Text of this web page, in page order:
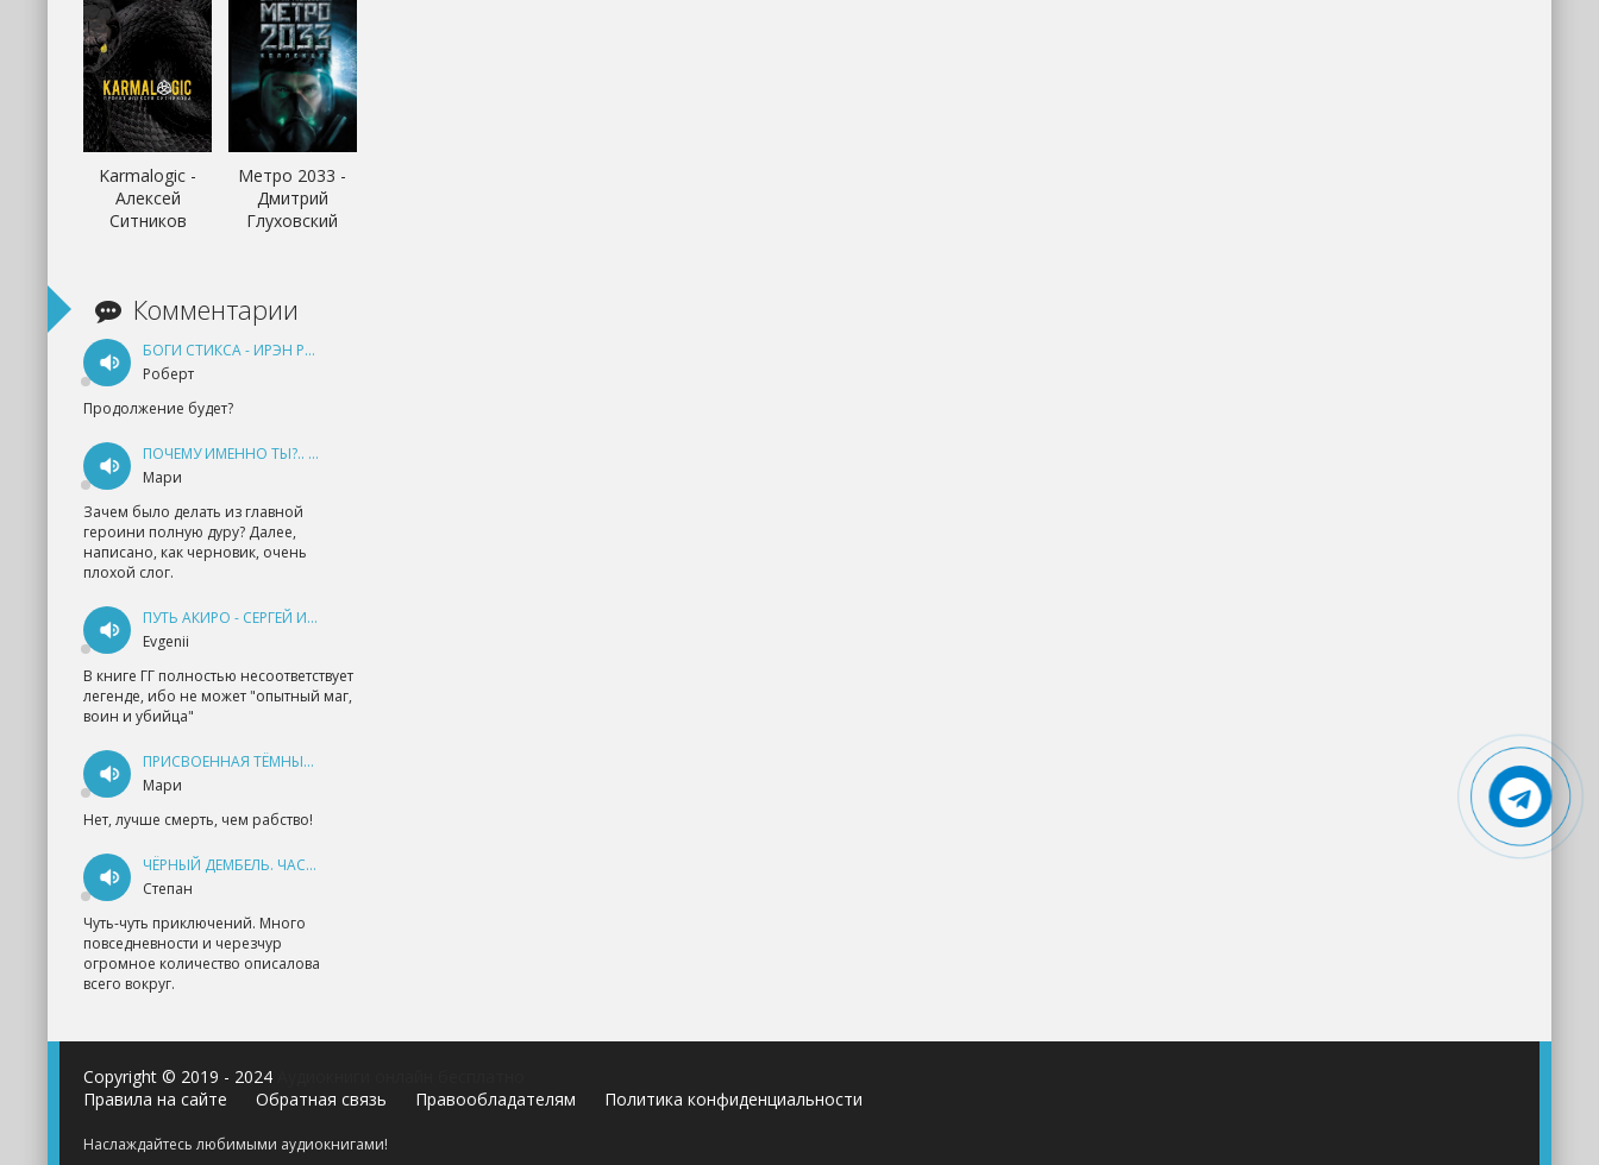
Karmalogic -
Алексей
Ситников
Метро 2033 -
Дмитрий
Глуховский
Комментарии
БОГИ СТИКСА - ИРЭН РУДКЕВИЧ
Роберт
Продолжение будет?
ПОЧЕМУ ИМЕННО ТЫ?.. КНИГА 1 - ЕКАТЕРИНА ЮДИНА
Мари
Зачем было делать из главной
героини полную дуру? Далее,
написано, как черновик, очень
плохой слог.
ПУТЬ АКИРО - СЕРГЕЙ ИЗМАЙЛОВ
Evgenii
В книге ГГ полностью несоответствует
легенде, ибо не может "опытный маг,
воин и убийца"
ПРИСВОЕННАЯ ТЁМНЫМ. ПРОКЛЯТАЯ ЛЮБОВЬ - АННА ГЕРР
Мари
Нет, лучше смерть, чем рабство!
ЧЁРНЫЙ ДЕМБЕЛЬ. ЧАСТЬ 1 - АНДРЕЙ ФЕДИН
Степан
Чуть-чуть приключений. Много
повседневности и черезчур
огромное количество описалова
всего вокруг.
Copyright © 2019 - 2024
Правила на сайте
Обратная связь Правообладателям Политика конфиденциальности
Наслаждайтесь любимыми аудиокнигами!